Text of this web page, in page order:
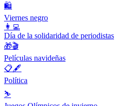
🛍
Viernes negro
👩‍💻
Día de la solidaridad de periodistas
🎁🎬
Películas navideñas
📋🖋
Política
⛷